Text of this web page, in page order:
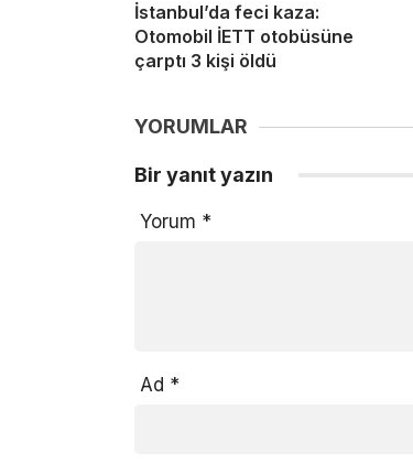
İstanbul’da feci kaza:
Otomobil İETT otobüsüne
çarptı 3 kişi öldü
YORUMLAR
Bir yanıt yazın
Yorum *
Ad *